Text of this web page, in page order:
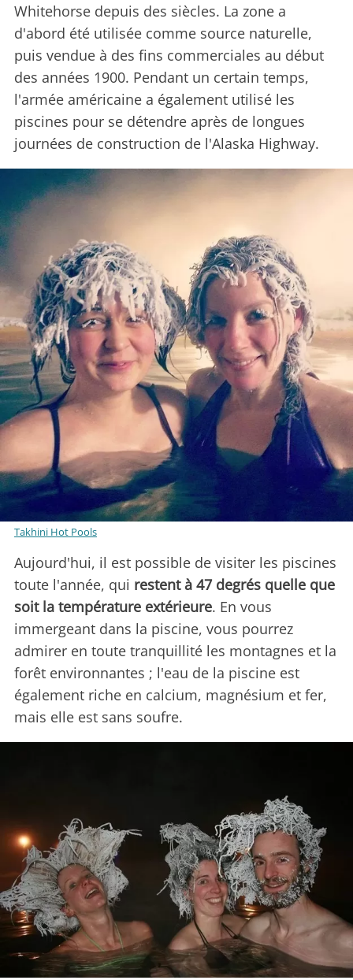
Whitehorse depuis des siècles. La zone a
d'abord été utilisée comme source naturelle,
puis vendue à des fins commerciales au début
des années 1900. Pendant un certain temps,
l'armée américaine a également utilisé les
piscines pour se détendre après de longues
journées de construction de l'Alaska Highway.
Takhini Hot Pools
Aujourd'hui, il est possible de visiter les piscines
toute l'année, qui restent à 47 degrés quelle que
soit la température extérieure. En vous
immergeant dans la piscine, vous pourrez
admirer en toute tranquillité les montagnes et la
forêt environnantes ; l'eau de la piscine est
également riche en calcium, magnésium et fer,
mais elle est sans soufre.